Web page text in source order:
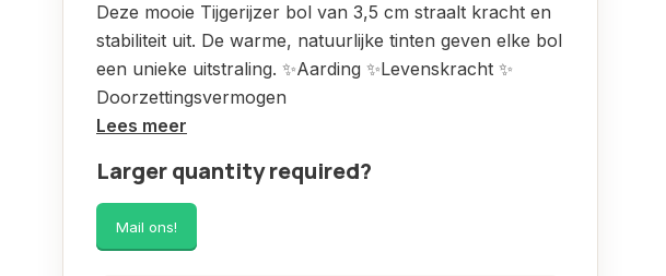
Deze mooie Tijgerijzer bol van 3,5 cm straalt kracht en
stabiliteit uit. De warme, natuurlijke tinten geven elke bol
een unieke uitstraling. ✨Aarding ✨Levenskracht ✨
Doorzettingsvermogen
Lees meer
Larger quantity required?
Mail ons!